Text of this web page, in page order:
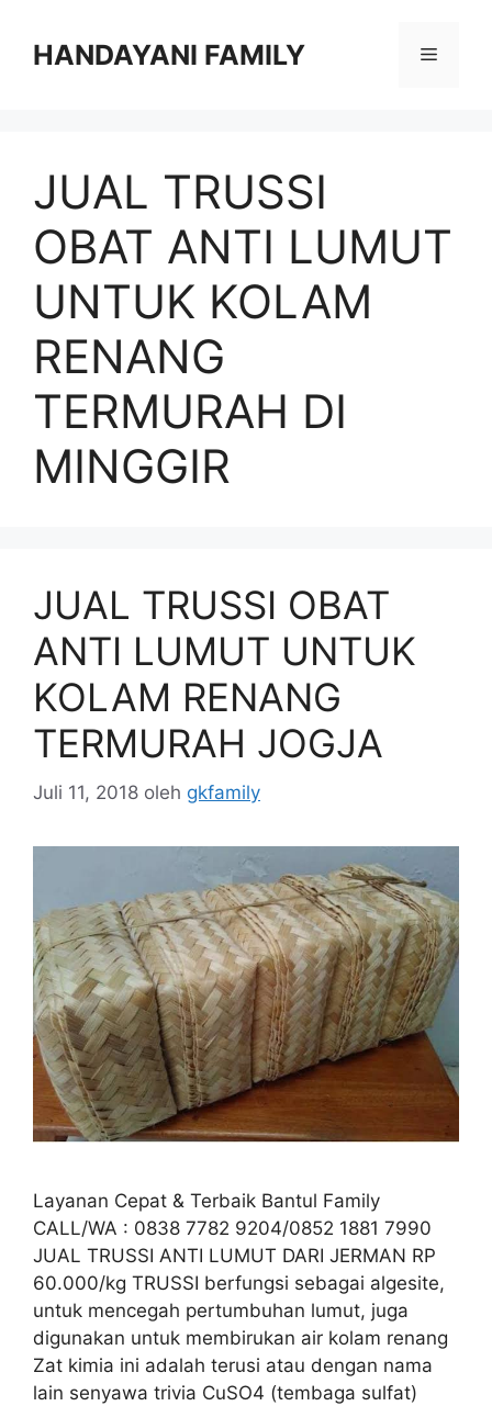
HANDAYANI FAMILY Menu
JUAL TRUSSI
OBAT ANTI LUMUT
UNTUK KOLAM
RENANG
TERMURAH DI
MINGGIR
JUAL TRUSSI OBAT
ANTI LUMUT UNTUK
KOLAM RENANG
TERMURAH JOGJA
Juli 11, 2018 oleh gkfamily
Layanan Cepat & Terbaik Bantul Family
CALL/WA : 0838 7782 9204/0852 1881 7990
JUAL TRUSSI ANTI LUMUT DARI JERMAN RP
60.000/kg TRUSSI berfungsi sebagai algesite,
untuk mencegah pertumbuhan lumut, juga
digunakan untuk membirukan air kolam renang
Zat kimia ini adalah terusi atau dengan nama
lain senyawa trivia CuSO4 (tembaga sulfat)